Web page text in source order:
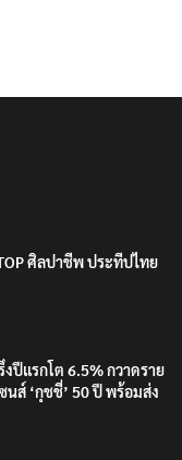
ศิลปาชีพ ประทีปไทย
ปีแรกโต 6.5% กวาดราย